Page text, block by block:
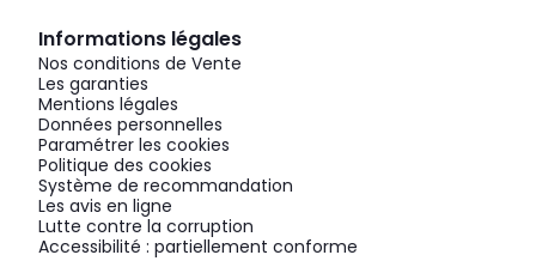
Informations légales
Nos conditions de Vente
Les garanties
Mentions légales
Données personnelles
Paramétrer les cookies
Politique des cookies
Système de recommandation
Les avis en ligne
Lutte contre la corruption
Accessibilité : partiellement conforme